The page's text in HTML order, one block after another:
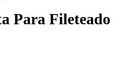
Para Fileteado